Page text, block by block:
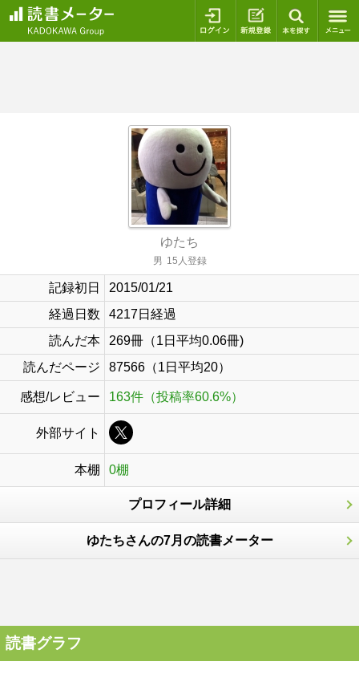
ログイン 新規登録
ゆたち
男 15人登録
記録初日
2015/01/21
経過日数
4217日経過
読んだ本
269冊（1日平均0.06冊)
読んだページ
87566（1日平均20）
感想/レビュー 163件（投稿率60.6%）
外部サイト
本棚 0棚
プロフィール詳細
ゆたちさんの7月の読書メーター
読書グラフ